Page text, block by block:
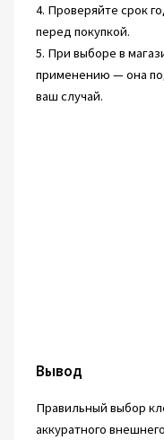
4. Проверяйте срок
перед покупкой.
5. При выборе в
применению — она
ваш случай.
Вывод
Правильный выбор
аккуратного